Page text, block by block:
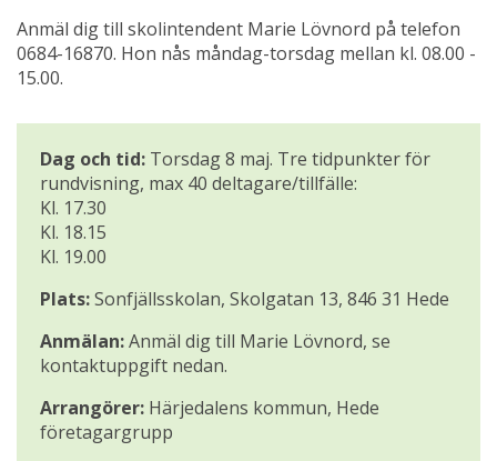
Anmäl dig till skolintendent Marie Lövnord på telefon
0684-16870. Hon nås måndag-torsdag mellan kl. 08.00 -
15.00.
Dag och tid: Torsdag 8 maj. Tre tidpunkter för
rundvisning, max 40 deltagare/tillfälle:
Kl. 17.30
Kl. 18.15
Kl. 19.00
Plats: Sonfjällsskolan, Skolgatan 13, 846 31 Hede
Anmälan: Anmäl dig till Marie Lövnord, se
kontaktuppgift nedan.
Arrangörer: Härjedalens kommun, Hede
företagargrupp